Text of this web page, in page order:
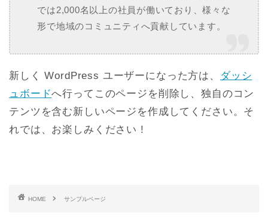
では2,000名以上の社員が働いており、様々な
形で地域のコミュニティへ貢献しています。
新しく WordPress ユーザーになった方は、
ダッシ
ュボードへ行ってこのページを削除し、独自のコン
テンツを含む新しいページを作成してください。そ
れでは、お楽しみください !
HOME サンプルページ